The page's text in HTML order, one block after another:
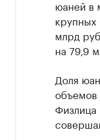
юаней в
крупных
млрд
на 79,9
Доля
объемов